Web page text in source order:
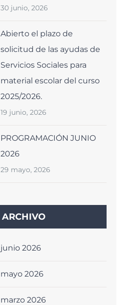
30 junio, 2026
Abierto el plazo de
solicitud de las ayudas de
Servicios Sociales para
material escolar del curso
2025/2026.
19 junio, 2026
PROGRAMACIÓN JUNIO
2026
29 mayo, 2026
ARCHIVO
junio 2026
mayo 2026
marzo 2026